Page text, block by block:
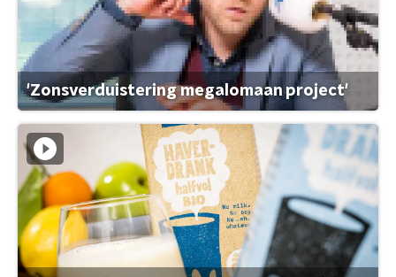
'Zonsverduistering megalomaan project'